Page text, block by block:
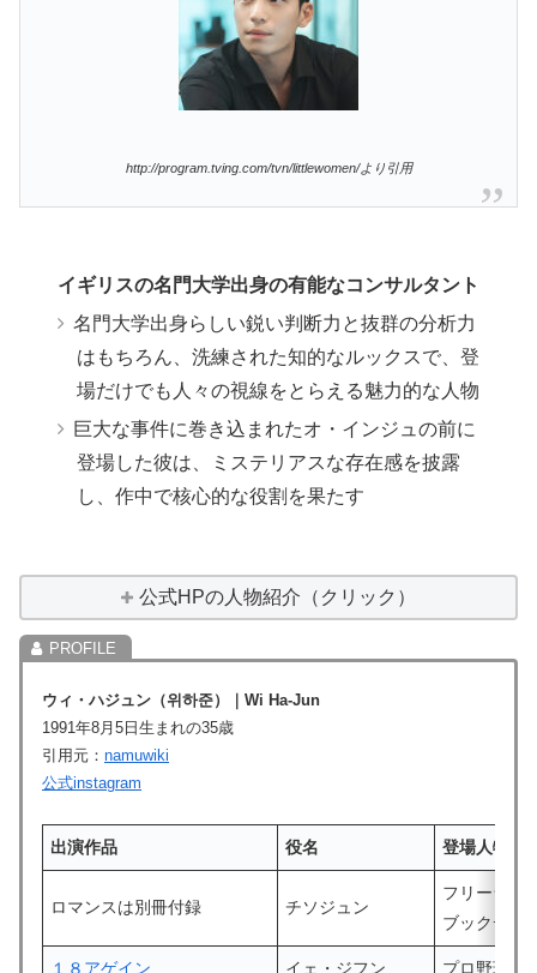
http://program.tving.com/tvn/littlewomen/より引用
イギリスの名門大学出身の有能なコンサルタント
名門大学出身らしい鋭い判断力と抜群の分析力
はもちろん、洗練された知的なルックスで、登
場だけでも人々の視線をとらえる魅力的な人物
巨大な事件に巻き込まれたオ・インジュの前に
登場した彼は、ミステリアスな存在感を披露
し、作中で核心的な役割を果たす
公式HPの人物紹介（クリック）
ウィ・ハジュン （위하준） ｜ Wi Ha-Jun
1991年8月5日生まれの35歳
引用元： namuwiki
公式instagram
出演作品 役名 登場人物
ロマンスは別冊付録 チソジュン
フリーラン
ブックデザ
１８アゲイン イェ・ジフン プロ野球選